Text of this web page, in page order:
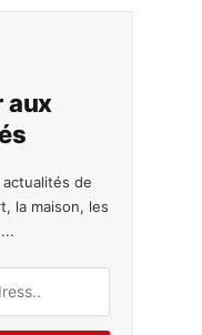
aux
de
la maison, les